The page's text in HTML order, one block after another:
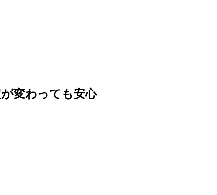
変わっても安心